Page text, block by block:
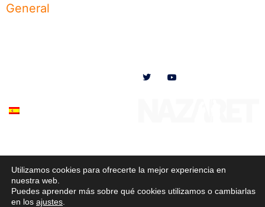
General
© 2020 Misioneras Nazaret. Todos los derechos reservados
Política de Privacidad–Política de Cookies–Aviso Legal
Utilizamos cookies para ofrecerte la mejor experiencia en
nuestra web.
Puedes aprender más sobre qué cookies utilizamos o cambiarlas
en los ajustes